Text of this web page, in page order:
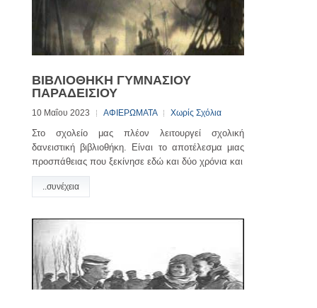
ΒΙΒΛΙΟΘΗΚΗ ΓΥΜΝΑΣΙΟΥ
ΠΑΡΑΔΕΙΣΙΟΥ
10 Μαΐου 2023 ΑΦΙΕΡΩΜΑΤΑ Χωρίς Σχόλια
Στο σχολείο μας πλέον λειτουργεί σχολική
δανειστική βιβλιοθήκη. Είναι το αποτέλεσμα μιας
προσπάθειας που ξεκίνησε εδώ και δύο χρόνια και
..συνέχεια